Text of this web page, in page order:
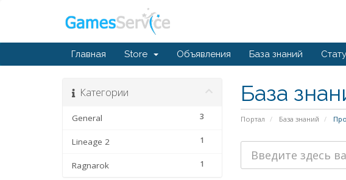
Главная Store Объявления База знаний
База
Портал База знаний
Категории
3
General
1
Lineage 2
1
Ragnarok